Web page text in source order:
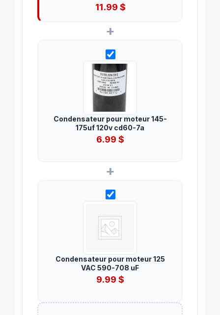
11.99$
+
Condensateur pour moteur 145-
175uf 120v cd60-7a
6.99 $
+
Condensateur pour moteur 125
VAC 590-708 uF
9.99 $